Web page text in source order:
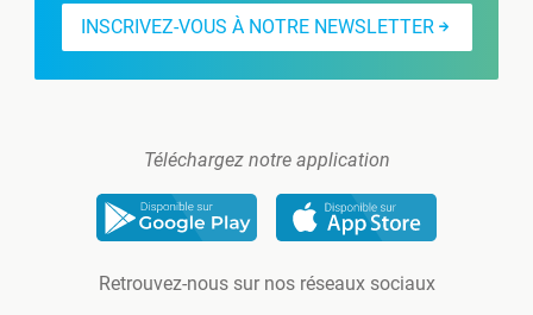
INSCRIVEZ-VOUS À NOTRE NEWSLETTER
Téléchargez notre application
Retrouvez-nous sur nos réseaux sociaux